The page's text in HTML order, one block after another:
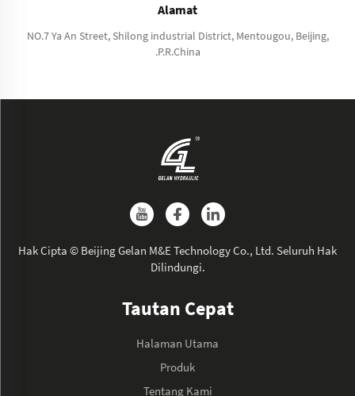
Alamat
NO.7 Ya An Street, Shilong industrial District, Mentougou, Beijing,
.P.R.China
Hak Cipta © Beijing Gelan M&E Technology Co., Ltd. Seluruh Hak
Dilindungi.
Tautan Cepat
Halaman Utama
Produk
Tentang Kami